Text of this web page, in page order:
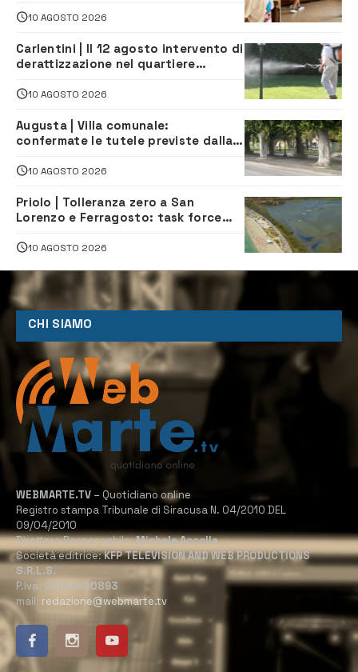
indipendenza
10 AGOSTO 2026
Carlentini | Il 12 agosto intervento di
derattizzazione nel quartiere
10 AGOSTO 2026
Augusta | Villa comunale:
confermate le tutele previste dalla
10 AGOSTO 2026
Priolo | Tolleranza zero a San
Lorenzo e Ferragosto: task force
navette gratuite
10 AGOSTO 2026
CHI SIAMO
WEBMARTE.TV – Quotidiano online
Registro stampa Tribunale di Siracusa N. 04/2010 DEL
09/04/2010
Direttore Responsabile:Michele Accolla
Società editrice:KFP TELEVISION AND WEB PRODUCTIONS
S.R.L.S.
P.Iva: 02184950893
mail: redazione@webmarte.tv